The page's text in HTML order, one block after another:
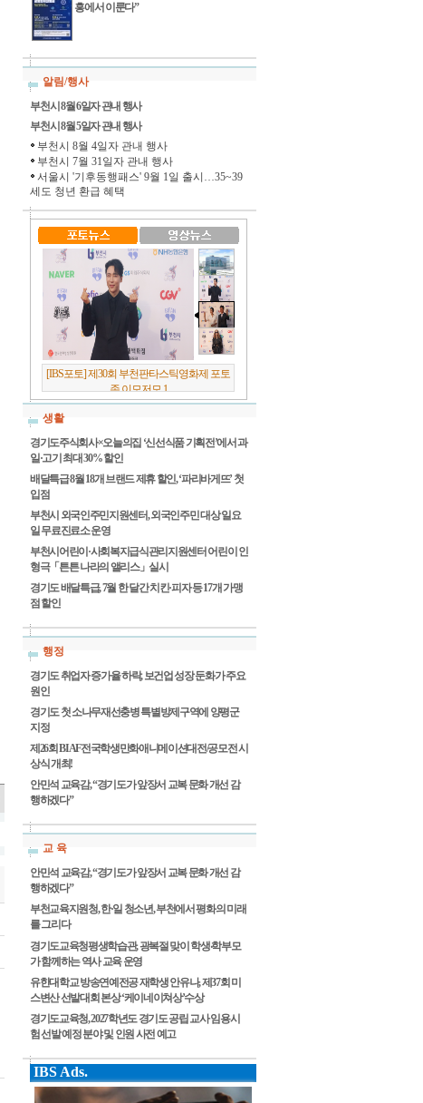
흥에서 이룬다”
알림/행사
부천시 8월 6일자 관내 행사
부천시 8월 5일자 관내 행사
부천시 8월 4일자 관내 행사
부천시 7월 31일자 관내 행사
서울시 '기후동행패스' 9월 1일 출시…35~39
세도 청년 환급 혜택
[IBS포토] 제30회 부천판타스틱영화제 포토
존 이모저모 1
생활
경기도주식회사×오늘의집 ‘신선식품 기획전’에서 과
일·고기 최대 30% 할인
배달특급 8월 18개 브랜드 제휴 할인, ‘파리바게뜨’ 첫
입점
부천시 외국인주민지원센터, 외국인주민 대상 일요
일 무료진료소 운영
부천시어린이·사회복지급식관리지원센터 어린이 인
형극「튼튼 나라의 앨리스」실시
경기도 배달특급, 7월 한 달간 치킨·피자 등 17개 가맹
점 할인
행정
경기도 취업자 증가율 하락, 보건업 성장 둔화가 주요
원인
경기도 첫 소나무재선충병 특별방제구역에 양평군
지정
제26회 BIAF전국학생만화애니메이션대전/공모전 시
상식 개최!
안민석 교육감, “경기도가 앞장서 교복 문화 개선 감
행하겠다”
교 육
안민석 교육감, “경기도가 앞장서 교복 문화 개선 감
행하겠다”
부천교육지원청, 한·일 청소년, 부천에서 평화의 미래
를 그리다
경기도교육청평생학습관, 광복절 맞이 학생‧학부모
가 함께하는 역사 교육 운영
유한대학교 방송연예전공 재학생 안유나, 제37회 미
스변산 선발대회 본상 ‘케이네이쳐상’수상
경기도교육청, 2027학년도 경기도 공립 교사 임용시
험 선발 예정 분야 및 인원 사전 예고